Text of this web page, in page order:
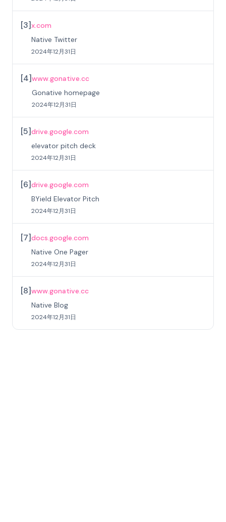
[3]x.com
Native Twitter
2024年12月31日
[4]www.gonative.cc
Gonative homepage
2024年12月31日
[5]drive.google.com
elevator pitch deck
2024年12月31日
[6]drive.google.com
BYield Elevator Pitch
2024年12月31日
[7]docs.google.com
Native One Pager
2024年12月31日
[8]www.gonative.cc
Native Blog
2024年12月31日